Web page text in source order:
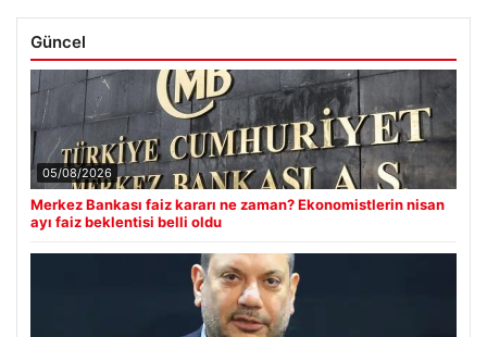
Güncel
05/08/2026
Merkez Bankası faiz kararı ne zaman? Ekonomistlerin nisan
ayı faiz beklentisi belli oldu